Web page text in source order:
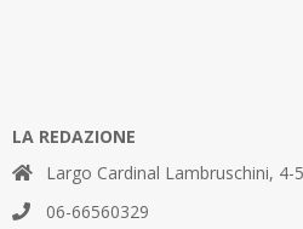
LA REDAZIONE
Largo Cardinal Lambruschini, 4-
06-66560329